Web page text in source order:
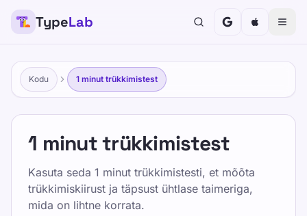
TypeLab
Kodu 1 minut trükkimistest
1 minut trükkimistest
Kasuta seda 1 minut trükkimistesti, et mõõta
trükkimiskiirust ja täpsust ühtlase taimeriga,
mida on lihtne korrata.